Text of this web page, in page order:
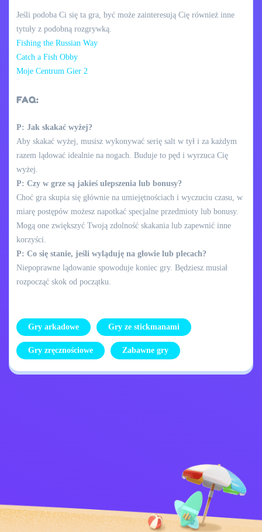
Jeśli podoba Ci się ta gra, być może zainteresują Cię również inne
tytuły z podobną rozgrywką.
Fishing the Russian Way
Catch a Fish Obby
Moje Centrum Gier 2
FAQ:
P: Jak skakać wyżej?
Aby skakać wyżej, musisz wykonywać serię salt w tył i za każdym
razem lądować idealnie na nogach. Buduje to pęd i wyrzuca Cię
wyżej.
P: Czy w grze są jakieś ulepszenia lub bonusy?
Choć gra skupia się głównie na umiejętnościach i wyczuciu czasu, w
miarę postępów możesz napotkać specjalne przedmioty lub bonusy.
Mogą one zwiększyć Twoją zdolność skakania lub zapewnić inne
korzyści.
P: Co się stanie, jeśli wyląduję na głowie lub plecach?
Niepoprawne lądowanie spowoduje koniec gry. Będziesz musiał
rozpocząć skok od początku.
Gry arkadowe Gry ze stickmanami
Gry zręcznościowe Zabawne gry